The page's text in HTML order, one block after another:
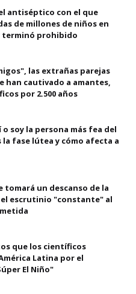
antiséptico con el que
de millones de niños en
terminó prohibido
las extrañas parejas
han cautivado a amantes,
por 2.500 años
o soy la persona más fea del
la fase lútea y cómo afecta a
tomará un descanso de la
escrutinio "constante" al
que los científicos
Latina por el
El Niño"